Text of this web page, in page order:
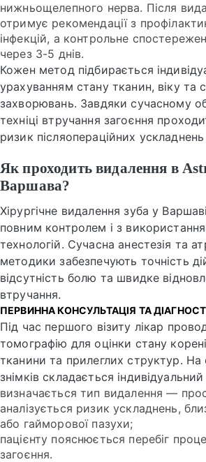
нижньощелепного нерва. Після
отримує рекомендації з
інфекцій, а контрольне
через 3-5 днів.
Кожен метод підбирається
урахуванням стану тканин, віку та
захворювань. Завдяки сучасному
техніці втручання загоєння
ризик післяопераційних
Як проходить видалення в
Варшава?
Хірургічне видалення зуба у
повним контролем і з
технологій. Сучасна анестезія та
методики забезпечують точність
відсутність болю та швидке
втручання.
ПЕРВИННА КОНСУЛЬТАЦІЯ ТА
Під час першого візиту лікар
томографію для оцінки стану
тканини та прилеглих структур. На
знімків складається
визначається тип видалення —
аналізується ризик ускладнень,
або гайморової пазухи;
пацієнту пояснюється перебіг
загоєння.